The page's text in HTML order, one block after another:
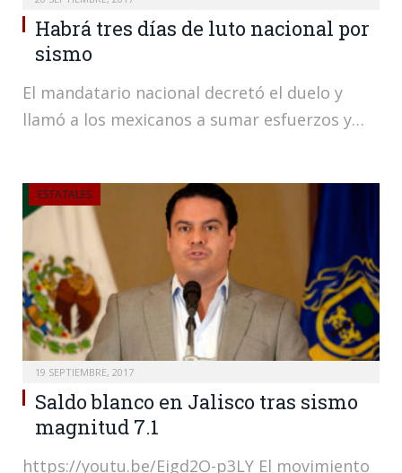
Habrá tres días de luto nacional por
sismo
El mandatario nacional decretó el duelo y
llamó a los mexicanos a sumar esfuerzos y…
ESTATALES
19 SEPTIEMBRE, 2017
Saldo blanco en Jalisco tras sismo
magnitud 7.1
https://youtu.be/Eigd2O-p3LY El movimiento